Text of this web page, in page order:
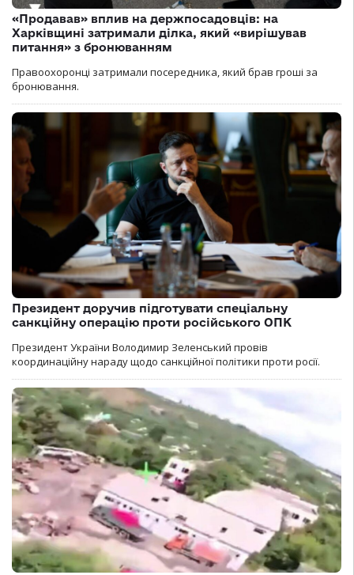
«Продавав» вплив на держпосадовців: на
Харківщині затримали ділка, який «вирішував
питання» з бронюванням
Правоохоронці затримали посередника, який брав гроші за
бронювання.
Президент доручив підготувати спеціальну
санкційну операцію проти російського ОПК
Президент України Володимир Зеленський провів
координаційну нараду щодо санкційної політики проти росії.